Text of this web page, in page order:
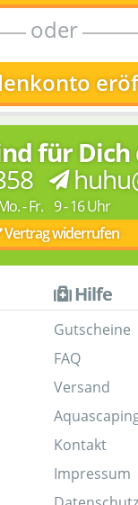
oder
für Dich
- Fr. 9 - 16 Uhr
Vertrag widerrufen
Hilfe
Gutscheine
FAQ
Versand
Kontakt
Impressum